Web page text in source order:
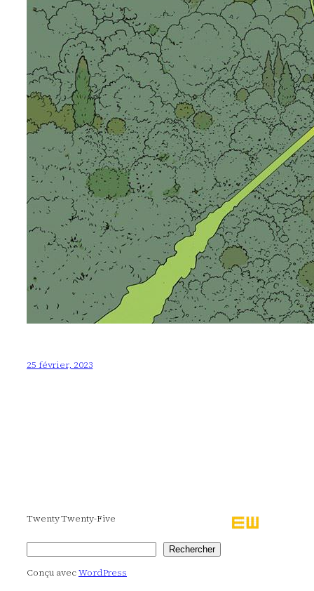
25 février, 2023
Twenty Twenty-Five
Rechercher
Conçu avecWordPress